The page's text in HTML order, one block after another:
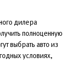
дилера
полноценную
выбрать авто из
условиях,